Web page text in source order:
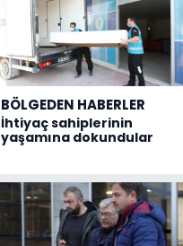
BÖLGEDEN HABERLER
İhtiyaç sahiplerinin
yaşamına dokundular